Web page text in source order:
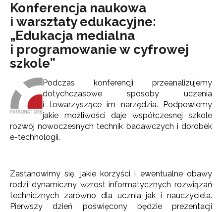
Konferencja naukowa
i warsztaty edukacyjne:
„Edukacja medialna
i programowanie w cyfrowej
szkole”
Podczas konferencji przeanalizujemy
dotychczasowe sposoby uczenia
i towarzyszące im narzędzia. Podpowiemy
jakie możliwości daje współczesnej szkole
rozwój nowoczesnych technik badawczych i dorobek
e-technologii.
Zastanowimy się, jakie korzyści i ewentualne obawy
rodzi dynamiczny wzrost informatycznych rozwiązań
technicznych zarówno dla ucznia jak i nauczyciela.
Pierwszy dzień poświęcony będzie prezentacji